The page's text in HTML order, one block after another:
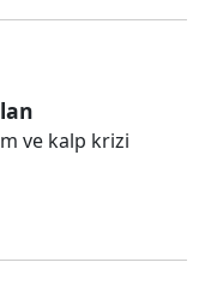
ve kalp krizi